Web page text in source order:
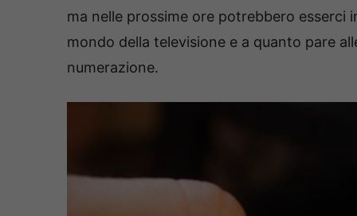
ma nelle prossime ore potrebbero
mondo della televisione e a quanto pare
numerazione.